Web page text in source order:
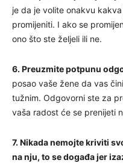
je da je volite onakvu
promijeniti. I ako se
ono što ste željeli ili ne.
6. Preuzmite potpunu
posao vaše žene da vas
tužnim. Odgovorni ste za
vaša radost će se prenijeti
7. Nikada nemojte kriviti
na nju, to se događa jer